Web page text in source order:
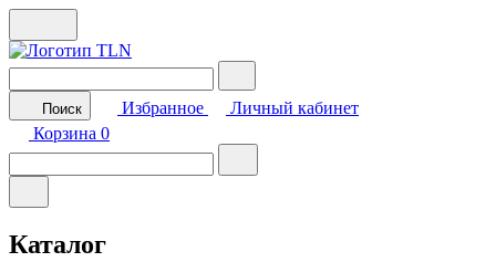
Поиск Избранное
Личный кабинет
Корзина 0
Каталог